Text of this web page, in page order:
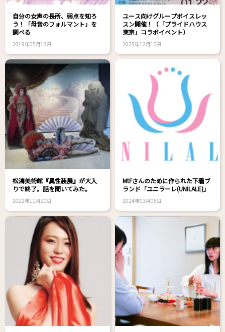
自分の女声の長所、弱点を知ろ
う！「母音のフォルマント」を
調べる
2019年05月13日
ユース向けグループボイスレッ
スン開催！（「プライドハウス
東京」コラボイベント）
2025年12月10日
松濤美術館『異性装展』が大入
りで終了。話を聞いてみた。
2022年11月20日
MtFさんのために作られた下着ブ
ランド「ユニラーレ(UNILALE)」
2024年03月05日